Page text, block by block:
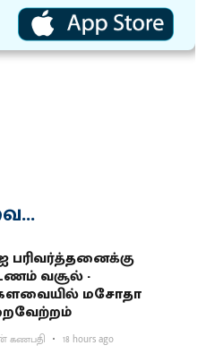
பரிவர்த்தனைக்கு
வசூல் -
மசோதா
கணபதி 18 hours ago